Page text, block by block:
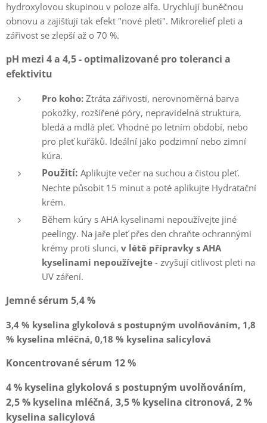
hydroxylovou skupinou v poloze alfa. Urychlují buněčnou
obnovu a zajišťují tak efekt "nové pleti". Mikroreliéf pleti a
zářivost se zlepší až o 70 %.
pH mezi 4 a 4,5 - optimalizované pro toleranci a
efektivitu
Pro koho: Ztráta zářivosti, nerovnoměrná barva
pokožky, rozšířené póry, nepravidelná struktura,
bledá a mdlá pleť. Vhodné po letním období, nebo
pro pleť kuřáků. Ideální jako podzimní nebo zimní
kúra.
Použití: Aplikujte večer na suchou a čistou pleť.
Nechte působit 15 minut a poté aplikujte Hydratační
krém.
Během kúry s AHA kyselinami nepoužívejte jiné
peelingy. Na jaře pleť přes den chraňte ochrannými
krémy proti slunci, v létě přípravky s AHA
kyselinami nepoužívejte - zvyšují citlivost pleti na
UV záření.
Jemné sérum 5,4 %
3,4 % kyselina glykolová s postupným uvolňováním, 1,8
% kyselina mléčná, 0,18 % kyselina salicylová
Koncentrované sérum 12 %
4% kyselina glykolová s postupným uvolňováním,
2,5 % kyselina mléčná, 3,5 % kyselina citronová, 2 %
kyselina salicylová